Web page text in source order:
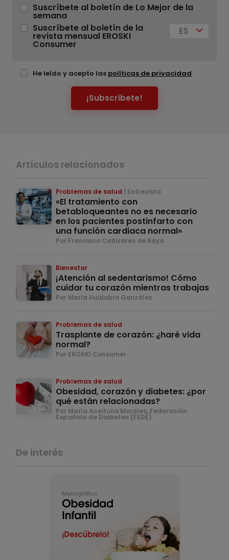
Suscríbete al boletín de Lo Mejor de la
semana
Suscríbete al boletín de la
revista mensual EROSKI
Consumer
ES
He leído y acepto las políticas de privacidad
¡Subscríbete!
Artículos relacionados
Problemas de salud Entrevista
«El tratamiento con
betabloqueantes no es necesario
en los pacientes postinfarto con
una función cardiaca normal»
Por Francisco Cañizares de Baya
Bienestar
¡Atención al sedentarismo! Cómo
cuidar tu corazón mientras trabajas
Por María Huidobro González
Problemas de salud
Trasplante de corazón: ¿haré vida
normal?
Por EROSKI Consumer
Problemas de salud
Obesidad, corazón y diabetes: ¿por
qué están relacionadas?
Por María Aceituno Morales, Federación
Española de Diabetes (FEDE)
De interés